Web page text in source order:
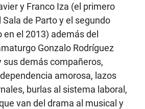
y Franco Iza (el primero
de Parto y el segundo
el 2013) además del
Gonzalo Rodríguez
sus demás compañeros,
amorosa, lazos
burlas al sistema laboral,
van del drama al musical y